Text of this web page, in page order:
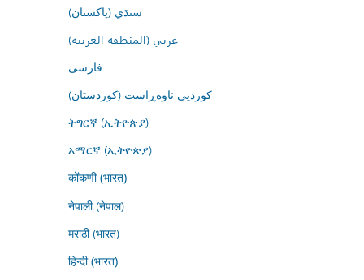
سنڌي (پاکستان)
عربي (المنطقة العربية)
فارسى
کوردیی ناوەڕاست (کوردستان)
ትግርኛ (ኢትዮጵያ)
አማርኛ (ኢትዮጵያ)
कोंकणी (भारत)
नेपाली (नेपाल)
मराठी (भारत)
हिन्दी (भारत)